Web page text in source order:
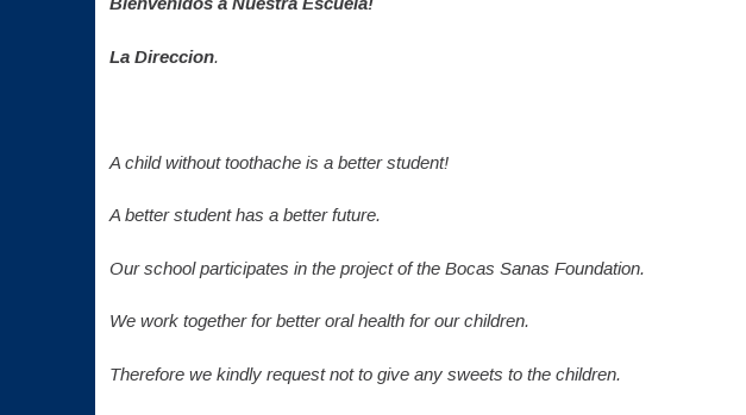
La Direccion.
A child without toothache is a better student!
A better student has a better future.
Our school participates in the project of the Bocas Sanas Foundation.
We work together for better oral health for our children.
Therefore we kindly request not to give any sweets to the children.